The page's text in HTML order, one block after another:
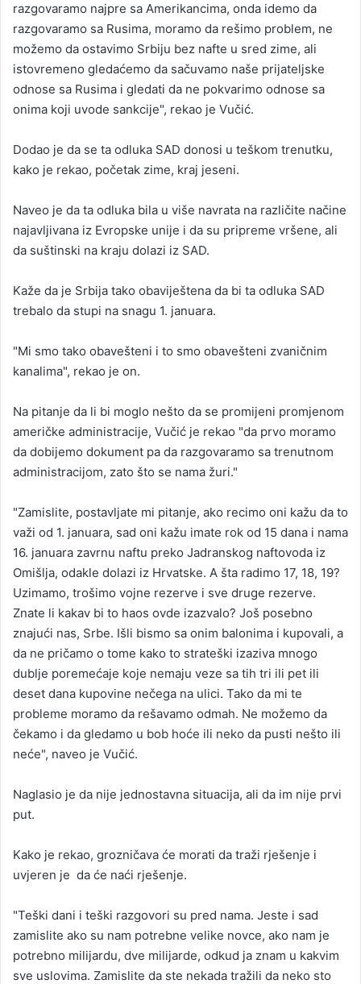
razgovaramo najpre sa Amerikancima, onda idemo da
razgovaramo sa Rusima, moramo da rešimo problem, ne
možemo da ostavimo Srbiju bez nafte u sred zime, ali
istovremeno gledaćemo da sačuvamo naše prijateljske
odnose sa Rusima i gledati da ne pokvarimo odnose sa
onima koji uvode sankcije", rekao je Vučić.
Dodao je da se ta odluka SAD donosi u teškom trenutku,
kako je rekao, početak zime, kraj jeseni.
Naveo je da ta odluka bila u više navrata na različite načine
najavljivana iz Evropske unije i da su pripreme vršene, ali
da suštinski na kraju dolazi iz SAD.
Kaže da je Srbija tako obaviještena da bi ta odluka SAD
trebalo da stupi na snagu 1. januara.
"Mi smo tako obavešteni i to smo obavešteni zvaničnim
kanalima", rekao je on.
Na pitanje da li bi moglo nešto da se promijeni promjenom
američke administracije, Vučić je rekao "da prvo moramo
da dobijemo dokument pa da razgovaramo sa trenutnom
administracijom, zato što se nama žuri."
"Zamislite, postavljate mi pitanje, ako recimo oni kažu da to
važi od 1. januara, sad oni kažu imate rok od 15 dana i nama
16. januara zavrnu naftu preko Jadranskog naftovoda iz
Omišlja, odakle dolazi iz Hrvatske. A šta radimo 17, 18, 19?
Uzimamo, trošimo vojne rezerve i sve druge rezerve.
Znate li kakav bi to haos ovde izazvalo? Još posebno
znajući nas, Srbe. Išli bismo sa onim balonima i kupovali, a
da ne pričamo o tome kako to strateški izaziva mnogo
dublje poremećaje koje nemaju veze sa tih tri ili pet ili
deset dana kupovine nečega na ulici. Tako da mi te
probleme moramo da rešavamo odmah. Ne možemo da
čekamo i da gledamo u bob hoće ili neko da pusti nešto ili
neće", naveo je Vučić.
Naglasio je da nije jednostavna situacija, ali da im nije prvi
put.
Kako je rekao, grozničava će morati da traži rješenje i
uvjeren je da će naći rješenje.
"Teški dani i teški razgovori su pred nama. Jeste i sad
zamislite ako su nam potrebne velike novce, ako nam je
potrebno milijardu, dve milijarde, odkud ja znam u kakvim
sve uslovima. Zamislite da ste nekada tražili da neko sto